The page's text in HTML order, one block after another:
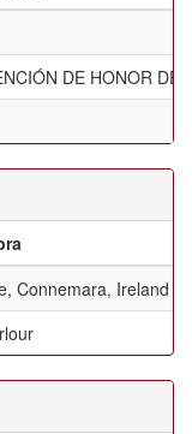
DE HONOR DE
Connemara, Ireland